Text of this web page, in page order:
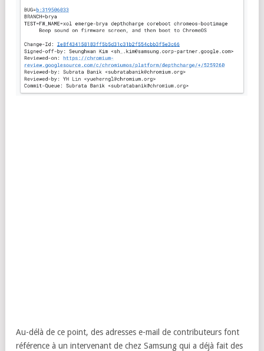
Au-délà de ce point, des adresses e-mail de contributeurs font
référence à un intervenant de chez Samsung qui a déjà fait des